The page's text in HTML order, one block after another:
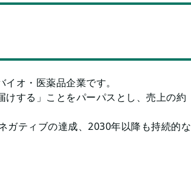
オ・医薬品企業です。
けする」ことをパーパスとし、売上の約
ガティブの達成、2030年以降も持続的な